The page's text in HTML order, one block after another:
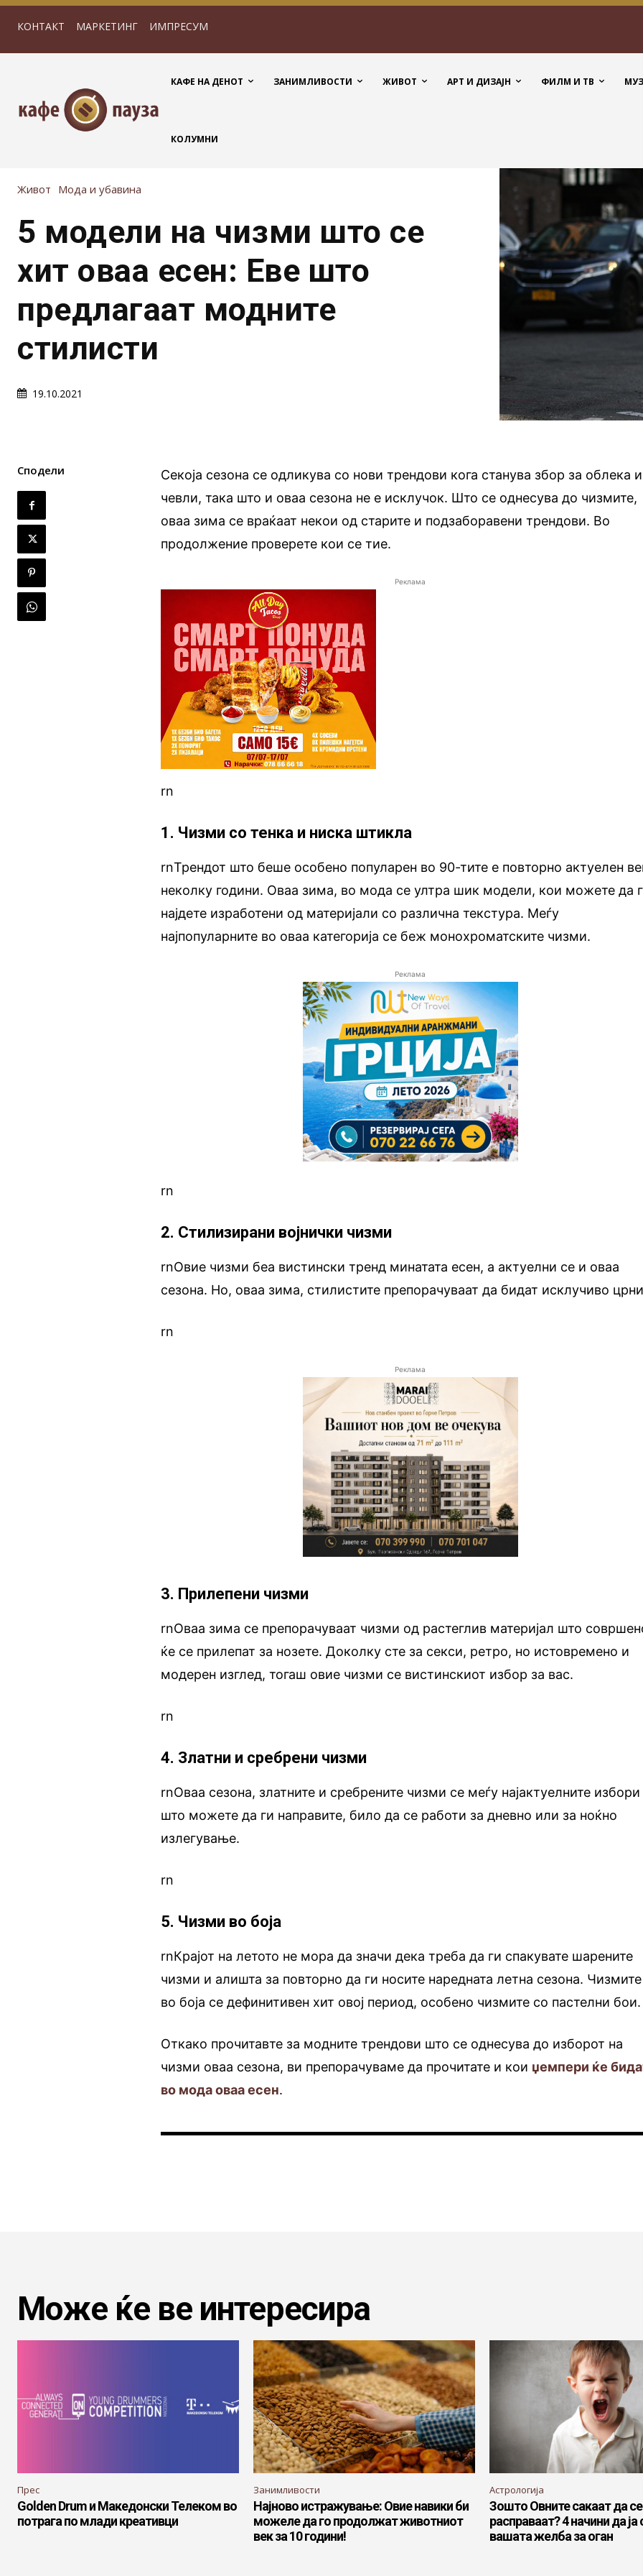
КОНТАКТ МАРКЕТИНГ ИМПРЕСУМ
КАФЕ НА ДЕНОТ ЗАНИМЛИВОСТИ ЖИВОТ АРТ И ДИЗАЈН ФИЛМ И ТВ
КОЛУМНИ
Живот Мода и убавина
5 модели на чизми што се
хит оваа есен: Еве што
предлагаат модните
стилисти
19.10.2021
Сподели
Секоја сезона се одликува со нови трендови кога станува збор за облека и
чевли, така што и оваа сезона не е исклучок. Што се однесува до чизмите,
оваа зима се враќаат некои од старите и подзаборавени трендови. Во
продолжение проверете кои се тие.
Реклама
rn
1. Чизми со тенка и ниска штикла
rnТрендот што беше особено популарен во 90-тите е повторно актуелен
неколку години. Оваа зима, во мода се ултра шик модели, кои можете да
најдете изработени од материјали со различна текстура. Меѓу
најпопуларните во оваа категорија се беж монохроматските чизми.
Реклама
rn
2. Стилизирани војнички чизми
rnОвие чизми беа вистински тренд минатата есен, а актуелни се и оваа
сезона. Но, оваа зима, стилистите препорачуваат да бидат исклучиво
rn
Реклама
3. Прилепени чизми
rnОваа зима се препорачуваат чизми од растеглив материјал што
ќе се прилепат за нозете. Доколку сте за секси, ретро, но истовремено и
модерен изглед, тогаш овие чизми се вистинскиот избор за вас.
rn
4. Златни и сребрени чизми
rnОваа сезона, златните и сребрените чизми се меѓу најактуелните избори
што можете да ги направите, било да се работи за дневно или за ноќно
излегување.
rn
5. Чизми во боја
rnКрајот на летото не мора да значи дека треба да ги спакувате шарените
чизми и алишта за повторно да ги носите наредната летна сезона. Чизмите
во боја се дефинитивен хит овој период, особено чизмите со пастелни бои.
Откако прочитавте за модните трендови што се однесува до изборот на
чизми оваа сезона, ви препорачуваме да прочитате и кои џемпери ќе
во мода оваа есен.
Може ќе ве интересира
Прес
Golden Drum и Македонски Телеком во
потрага по млади креативци
Занимливости
Најново истражување: Овие навики би
можеле да го продолжат животниот
век за 10 години!
Астрологија
Зошто Овните сакаат да се
расправаат? 4 начини да ја
вашата желба за оган